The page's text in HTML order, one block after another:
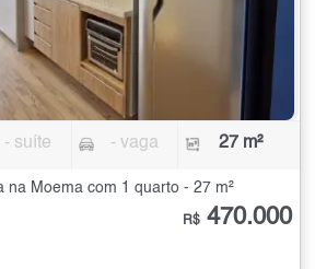
- suíte - vaga 27 m²
na Moema com 1 quarto - 27 m²
R$ 470.000